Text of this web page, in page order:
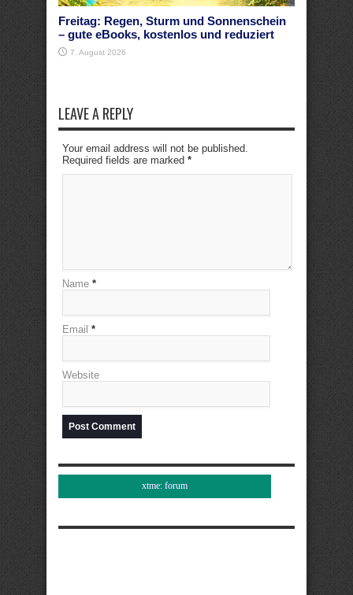
Freitag: Regen, Sturm und Sonnenschein
– gute eBooks, kostenlos und reduziert
7. August 2026
LEAVE A REPLY
Your email address will not be published.
Required fields are marked *
Name *
Email *
Website
xtme: forum